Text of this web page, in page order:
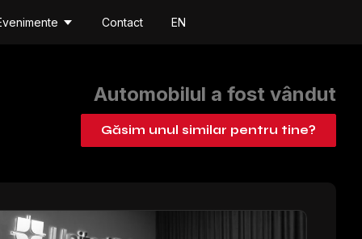
Contact EN
Automobilul a fost vândut
Găsim unul similar pentru tine?